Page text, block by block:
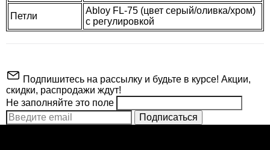
Петли
Abloy FL-75 (цвет серый/оливка/хром)
с регулировкой
Производитель АРТА
Подпишитесь на рассылку и будьте в курсе! Акции,
скидки, распродажи ждут!
Не заполняйте это поле
Подписаться